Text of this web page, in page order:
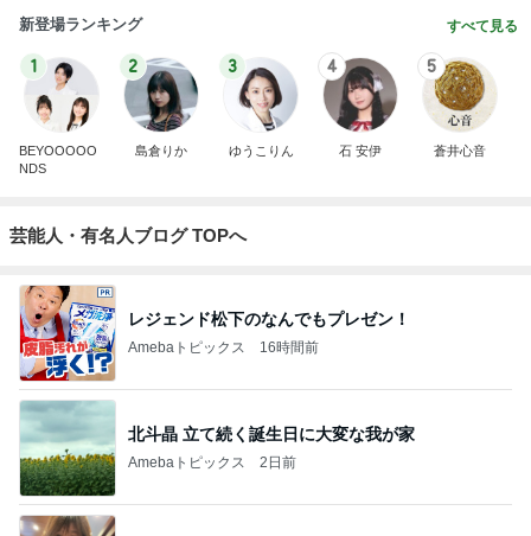
新登場ランキング すべて見る
1
BEYOOOOO
NDS
2
島倉りか
3
ゆうこりん
4
石 安伊
5
蒼井心音
芸能人・有名人ブログ TOPへ
レジェンド松下のなんでもプレゼン！
Amebaトピックス 16時間前
北斗晶 立て続く誕生日に大変な我が家
Amebaトピックス 2日前